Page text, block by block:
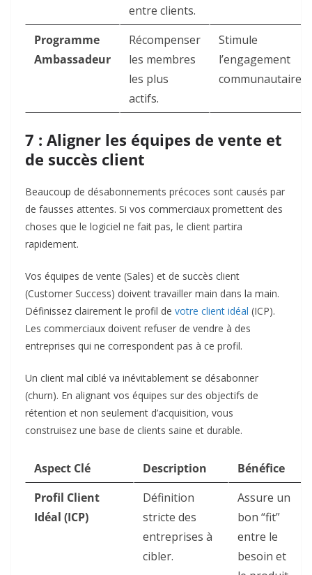
entre clients.
Programme
Ambassadeur
Récompenser
les membres
les plus
actifs.
Stimule
l’engagement
communautaire.
7 : Aligner les équipes de vente et
de succès client
Beaucoup de désabonnements précoces sont causés par
de fausses attentes. Si vos commerciaux promettent des
choses que le logiciel ne fait pas, le client partira
rapidement.
Vos équipes de vente (Sales) et de succès client
(Customer Success) doivent travailler main dans la main.
Définissez clairement le profil de votre client idéal (ICP).
Les commerciaux doivent refuser de vendre à des
entreprises qui ne correspondent pas à ce profil.
Un client mal ciblé va inévitablement se désabonner
(churn). En alignant vos équipes sur des objectifs de
rétention et non seulement d’acquisition, vous
construisez une base de clients saine et durable.
Aspect Clé Description
Bénéfice
Profil Client
Idéal (ICP)
Définition
stricte des
entreprises à
cibler.
Assure un
bon “fit”
entre le
besoin et